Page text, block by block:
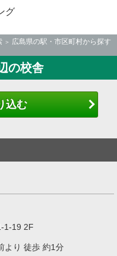
グ
広島県の駅・市区町村から探す
の校舎
込む
1-19 2F
より 徒歩 約1分